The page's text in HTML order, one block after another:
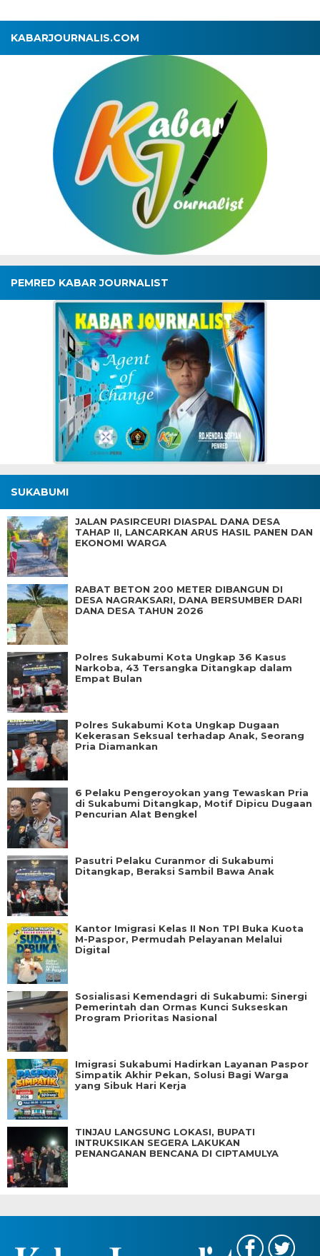
KABARJOURNALIS.COM
PEMRED KABAR JOURNALIST
SUKABUMI
JALAN PASIRCEURI DIASPAL DANA DESA
TAHAP II, LANCARKAN ARUS HASIL PANEN DAN
EKONOMI WARGA
RABAT BETON 200 METER DIBANGUN DI
DESA NAGRAKSARI, DANA BERSUMBER DARI
DANA DESA TAHUN 2026
Polres Sukabumi Kota Ungkap 36 Kasus
Narkoba, 43 Tersangka Ditangkap dalam
Empat Bulan
Polres Sukabumi Kota Ungkap Dugaan
Kekerasan Seksual terhadap Anak, Seorang
Pria Diamankan
6 Pelaku Pengeroyokan yang Tewaskan Pria
di Sukabumi Ditangkap, Motif Dipicu Dugaan
Pencurian Alat Bengkel
Pasutri Pelaku Curanmor di Sukabumi
Ditangkap, Beraksi Sambil Bawa Anak
Kantor Imigrasi Kelas II Non TPI Buka Kuota
M-Paspor, Permudah Pelayanan Melalui
Digital
Sosialisasi Kemendagri di Sukabumi: Sinergi
Pemerintah dan Ormas Kunci Sukseskan
Program Prioritas Nasional
Imigrasi Sukabumi Hadirkan Layanan Paspor
Simpatik Akhir Pekan, Solusi Bagi Warga
yang Sibuk Hari Kerja
TINJAU LANGSUNG LOKASI, BUPATI
INTRUKSIKAN SEGERA LAKUKAN
PENANGANAN BENCANA DI CIPTAMULYA